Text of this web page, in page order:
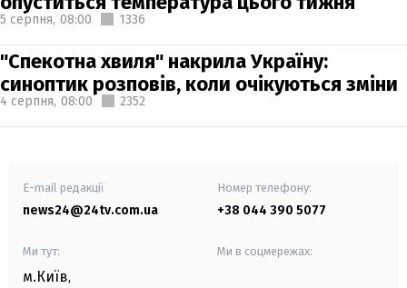
5 серпня, 08:00 1336
"Спекотна хвиля" накрила Україну:
синоптик розповів, коли очікуються зміни
4 серпня, 08:00 2352
E-mail редакції
news24@24tv.com.ua
Номер телефону:
+38 044 390 5077
Ми тут:
м.Київ,
Ми в соцмережах: